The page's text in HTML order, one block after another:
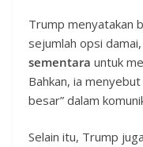
Trump menyatakan
sejumlah opsi
sementara untuk
Bahkan, ia
besar” dalam
Selain itu, Trump